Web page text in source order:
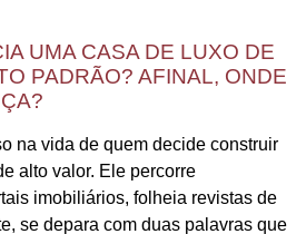
UMA CASA DE LUXO DE
PADRÃO? AFINAL, ONDE
na vida de quem decide construir
alto valor. Ele percorre
imobiliários, folheia revistas de
se depara com duas palavras que